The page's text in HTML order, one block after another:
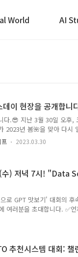
World AI
이 현장을 공개합니
다.😎 지난 3월 30일 오후,
2023년 봄🌺을 맞아 다시
MNC 식구들, 여기 다 모
재를 공유하고, 또 함께 만
우리가 어떤 방향을 보며
2023.03.30
) 저녁 7시! "Data
로 GPT 맛보기' 대회의
여러분을 초대합니다. ✅
유튜브 링크 안내 예정 ✅
AI의 응용과 사업화 방식 |
추천시스템 대회: 챌